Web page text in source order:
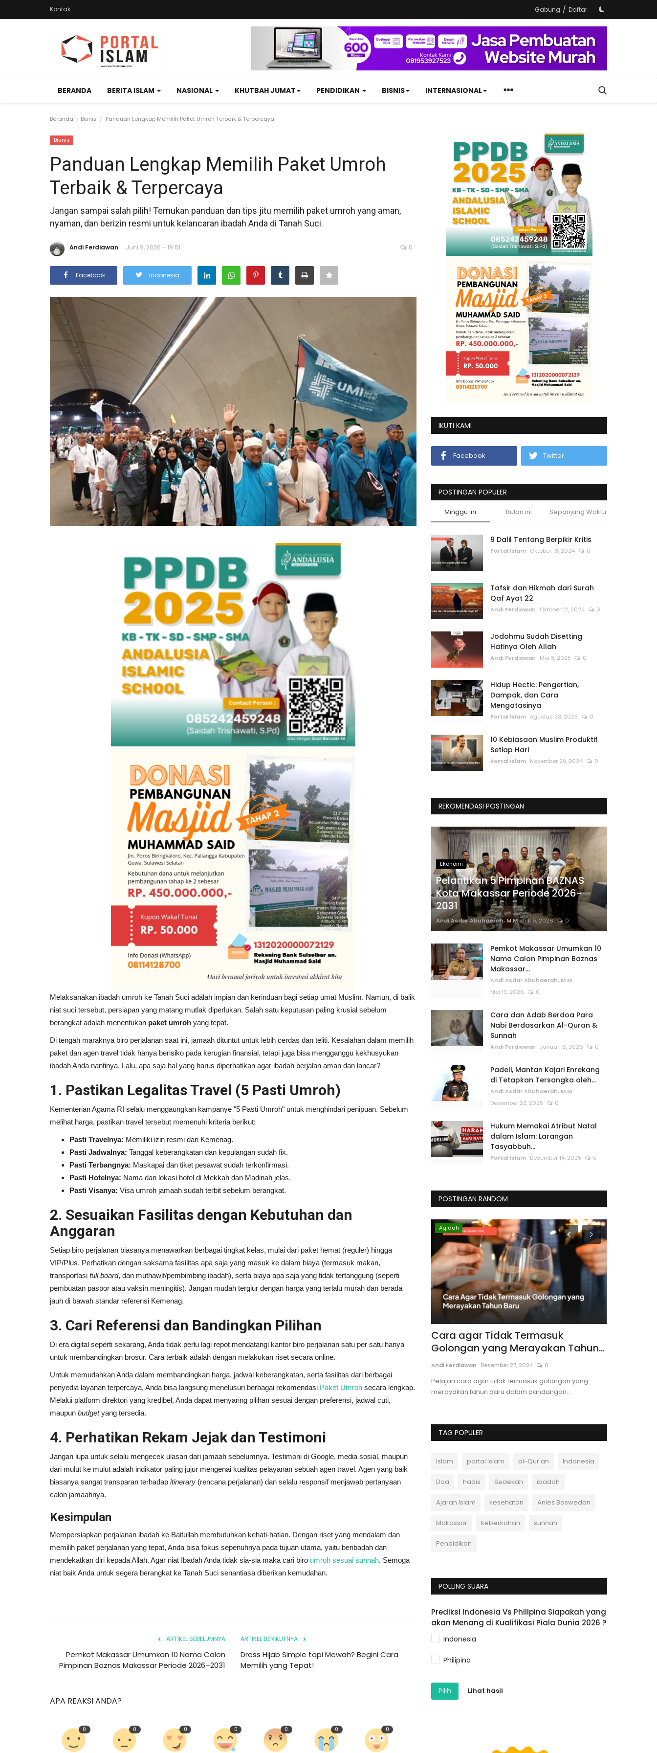
Kontak Gabung / Daftar
BERANDA BERITA ISLAM NASIONAL KHUTBAH JUMAT PENDIDIKAN BISNIS INTERNASIONAL
Beranda Bisnis Panduan Lengkap Memilih Paket Umroh Terbaik & Terpercaya
Bisnis
Panduan Lengkap Memilih Paket Umroh
Terbaik & Terpercaya
Jangan sampai salah pilih! Temukan panduan dan tips jitu memilih paket umroh yang aman,
nyaman, dan berizin resmi untuk kelancaran ibadah Anda di Tanah Suci.
Andi Ferdiawan Juni 9, 2026 - 19:51 0
Facebook Indonesia
Melaksanakan ibadah umroh ke Tanah Suci adalah impian dan kerinduan bagi setiap umat Muslim. Namun, di balik
niat suci tersebut, persiapan yang matang mutlak diperlukan. Salah satu keputusan paling krusial sebelum
berangkat adalah menentukan paket umroh yang tepat.
Di tengah maraknya biro perjalanan saat ini, jamaah dituntut untuk lebih cerdas dan teliti. Kesalahan dalam memilih
paket dan agen travel tidak hanya berisiko pada kerugian finansial, tetapi juga bisa mengganggu kekhusyukan
ibadah Anda nantinya. Lalu, apa saja hal yang harus diperhatikan agar ibadah berjalan aman dan lancar?
1. Pastikan Legalitas Travel (5 Pasti Umroh)
Kementerian Agama RI selalu menggaungkan kampanye "5 Pasti Umroh" untuk menghindari penipuan. Sebelum
melihat harga, pastikan travel tersebut memenuhi kriteria berikut:
Pasti Travelnya: Memiliki izin resmi dari Kemenag.
Pasti Jadwalnya: Tanggal keberangkatan dan kepulangan sudah fix.
Pasti Terbangnya: Maskapai dan tiket pesawat sudah terkonfirmasi.
Pasti Hotelnya: Nama dan lokasi hotel di Mekkah dan Madinah jelas.
Pasti Visanya: Visa umroh jamaah sudah terbit sebelum berangkat.
2. Sesuaikan Fasilitas dengan Kebutuhan dan
Anggaran
Setiap biro perjalanan biasanya menawarkan berbagai tingkat kelas, mulai dari paket hemat (reguler) hingga
VIP/Plus. Perhatikan dengan saksama fasilitas apa saja yang masuk ke dalam biaya (termasuk makan,
transportasi full board, dan muthawif/pembimbing ibadah), serta biaya apa saja yang tidak tertanggung (seperti
pembuatan paspor atau vaksin meningitis). Jangan mudah tergiur dengan harga yang terlalu murah dan berada
jauh di bawah standar referensi Kemenag.
3. Cari Referensi dan Bandingkan Pilihan
Di era digital seperti sekarang, Anda tidak perlu lagi repot mendatangi kantor biro perjalanan satu per satu hanya
untuk membandingkan brosur. Cara terbaik adalah dengan melakukan riset secara online.
Untuk memudahkan Anda dalam membandingkan harga, jadwal keberangkatan, serta fasilitas dari berbagai
penyedia layanan terpercaya, Anda bisa langsung menelusuri berbagai rekomendasi Paket Umroh secara lengkap.
Melalui platform direktori yang kredibel, Anda dapat menyaring pilihan sesuai dengan preferensi, jadwal cuti,
maupun budgetyang tersedia.
4. Perhatikan Rekam Jejak dan Testimoni
Jangan lupa untuk selalu mengecek ulasan dari jamaah sebelumnya. Testimoni di Google, media sosial, maupun
dari mulut ke mulut adalah indikator paling jujur mengenai kualitas pelayanan sebuah agen travel. Agen yang baik
biasanya sangat transparan terhadap itinerary (rencana perjalanan) dan selalu responsif menjawab pertanyaan
calon jamaahnya.
Kesimpulan
Mempersiapkan perjalanan ibadah ke Baitullah membutuhkan kehati-hatian. Dengan riset yang mendalam dan
memilih paket perjalanan yang tepat, Anda bisa fokus sepenuhnya pada tujuan utama, yaitu beribadah dan
mendekatkan diri kepada Allah. Agar niat Ibadah Anda tidak sia-sia maka cari biro umroh sesuai sunnah. Semoga
niat baik Anda untuk segera berangkat ke Tanah Suci senantiasa diberikan kemudahan.
ARTIKEL SEBELUMNYA
Pemkot Makassar Umumkan 10 Nama Calon
Pimpinan Baznas Makassar Periode 2026–2031
ARTIKEL BERIKUTNYA
Dress Hijab Simple tapi Mewah? Begini Cara
Memilih yang Tepat!
APA REAKSI ANDA?
0 0 0 0 0 0 0
IKUTI KAMI
Facebook Twitter
POSTINGAN POPULER
Minggu ini Bulan ini Sepanjang Waktu
9 Dalil Tentang Berpikir Kritis
Portal Islam Oktober 13, 2024 0
Tafsir dan Hikmah dari Surah
Qaf Ayat 22
Andi Ferdiawan Oktober 12, 2024 0
Jodohmu Sudah Disetting
Hatinya Oleh Allah
Andi Ferdiawan Mei 3, 2025 0
Hidup Hectic: Pengertian,
Dampak, dan Cara
Mengatasinya
Portal Islam Agustus 23, 2025 0
10 Kebiasaan Muslim Produktif
Setiap Hari
Portal Islam November 29, 2024 0
REKOMENDASI POSTINGAN
Ekonomi
Pelantikan 5 Pimpinan BAZNAS
Kota Makassar Periode 2026-
2031
Andi Asdar Abuhaerah, M.M Juli 6, 2026 0
Pemkot Makassar Umumkan 10
Nama Calon Pimpinan Baznas
Makassar...
Andi Asdar Abuhaerah, M.M
Mei 13, 2026
0
Cara dan Adab Berdoa Para
Nabi Berdasarkan Al-Quran &
Sunnah
Andi Ferdiawan Januari 6, 2026 0
Padeli, Mantan Kajari Enrekang
di Tetapkan Tersangka oleh...
Andi Asdar Abuhaerah, M.M
Desember 22, 2025
0
Hukum Memakai Atribut Natal
dalam Islam: Larangan
Tasyabbuh...
Portal Islam Desember 14, 2025 0
POSTINGAN RANDOM
Kisah Para Sahabat
Syuhada di Hari Kiamat
Hamzah bin Abdul Muthalib, paman Rasulullah SAW,
dikenal karena keberanian dan kekuatannya....
Disingkirkan Tim Kasta...
Grimsby Town singkirkan Manchester United lewat adu
penalti 12-11 di Piala Liga...
Aqidah
Cara agar Tidak Termasuk
Golongan yang Merayakan Tahun...
Andi Ferdiawan Desember 27, 2024 0
Pelajari cara agar tidak termasuk golongan yang
merayakan tahun baru dalam pandangan...
TAG POPULER
Islam portal islam al-Qur'an Indonesia
Doa hadis Sedekah ibadah
Ajaran Islam kesehatan Anies Baswedan
Makassar keberkahan sunnah
Pendidikan
POLLING SUARA
Prediksi Indonesia Vs Philipina Siapakah yang
akan Menang di Kualifikasi Piala Dunia 2026 ?
Indonesia
Philipina
Pilih Lihat hasil